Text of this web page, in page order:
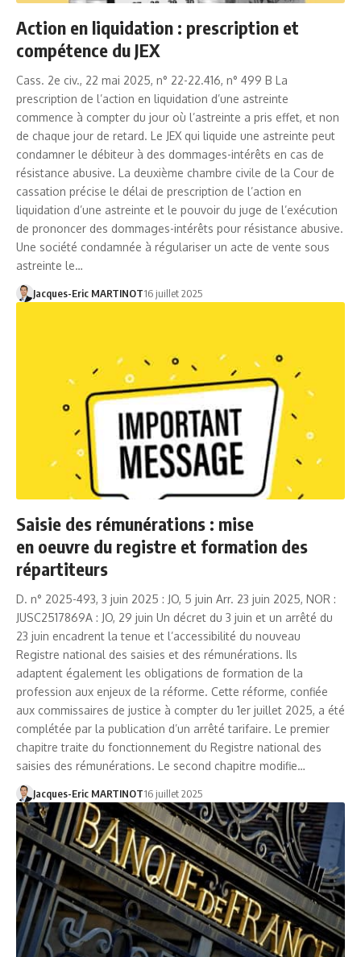
Action en liquidation : prescription et
compétence du JEX
Cass. 2e civ., 22 mai 2025, n° 22-22.416, n° 499 B La
prescription de l’action en liquidation d’une astreinte
commence à compter du jour où l’astreinte a pris effet, et non
de chaque jour de retard. Le JEX qui liquide une astreinte peut
condamner le débiteur à des dommages-intérêts en cas de
résistance abusive. La deuxième chambre civile de la Cour de
cassation précise le délai de prescription de l’action en
liquidation d’une astreinte et le pouvoir du juge de l’exécution
de prononcer des dommages-intérêts pour résistance abusive.
Une société condamnée à régulariser un acte de vente sous
astreinte le…
Jacques-Eric MARTINOT16 juillet 2025
Saisie des rémunérations : mise
en oeuvre du registre et formation des
répartiteurs
D. n° 2025-493, 3 juin 2025 : JO, 5 juin Arr. 23 juin 2025, NOR :
JUSC2517869A : JO, 29 juin Un décret du 3 juin et un arrêté du
23 juin encadrent la tenue et l’accessibilité du nouveau
Registre national des saisies et des rémunérations. Ils
adaptent également les obligations de formation de la
profession aux enjeux de la réforme. Cette réforme, confiée
aux commissaires de justice à compter du 1er juillet 2025, a été
complétée par la publication d’un arrêté tarifaire. Le premier
chapitre traite du fonctionnement du Registre national des
saisies des rémunérations. Le second chapitre modifie…
Jacques-Eric MARTINOT16 juillet 2025